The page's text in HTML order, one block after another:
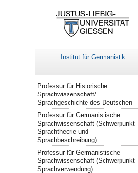
Institut für Germanistik
Navigation
Professur für Historische
Sprachwissenschaft/
Sprachgeschichte des Deutschen
Professur für Germanistische
Sprachwissenschaft (Schwerpunkt
Sprachtheorie und
Sprachbeschreibung)
Professur für Germanistische
Sprachwissenschaft (Schwerpunkt
Sprachverwendung)